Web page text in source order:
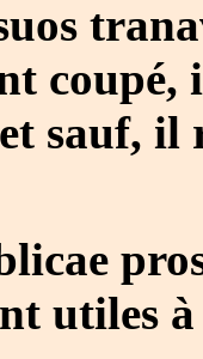
coupé,
sauf, il
utiles